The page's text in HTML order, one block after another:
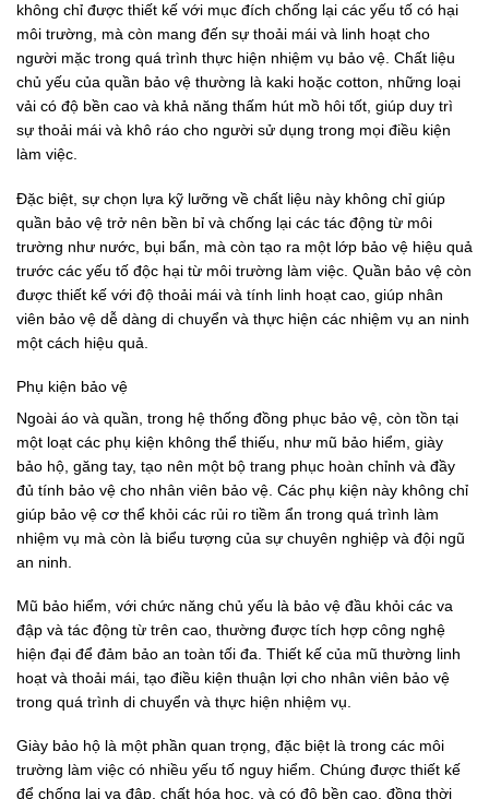
không chỉ được thiết kế với mục đích chống lại các yếu tố có hại
môi trường, mà còn mang đến sự thoải mái và linh hoạt cho
người mặc trong quá trình thực hiện nhiệm vụ bảo vệ. Chất liệu
chủ yếu của quần bảo vệ thường là kaki hoặc cotton, những loại
vải có độ bền cao và khả năng thấm hút mồ hôi tốt, giúp duy trì
sự thoải mái và khô ráo cho người sử dụng trong mọi điều kiện
làm việc.
Đặc biệt, sự chọn lựa kỹ lưỡng về chất liệu này không chỉ giúp
quần bảo vệ trở nên bền bỉ và chống lại các tác động từ môi
trường như nước, bụi bẩn, mà còn tạo ra một lớp bảo vệ hiệu quả
trước các yếu tố độc hại từ môi trường làm việc. Quần bảo vệ còn
được thiết kế với độ thoải mái và tính linh hoạt cao, giúp nhân
viên bảo vệ dễ dàng di chuyển và thực hiện các nhiệm vụ an ninh
một cách hiệu quả.
Phụ kiện bảo vệ
Ngoài áo và quần, trong hệ thống đồng phục bảo vệ, còn tồn tại
một loạt các phụ kiện không thể thiếu, như mũ bảo hiểm, giày
bảo hộ, găng tay, tạo nên một bộ trang phục hoàn chỉnh và đầy
đủ tính bảo vệ cho nhân viên bảo vệ. Các phụ kiện này không chỉ
giúp bảo vệ cơ thể khỏi các rủi ro tiềm ẩn trong quá trình làm
nhiệm vụ mà còn là biểu tượng của sự chuyên nghiệp và đội ngũ
an ninh.
Mũ bảo hiểm, với chức năng chủ yếu là bảo vệ đầu khỏi các va
đập và tác động từ trên cao, thường được tích hợp công nghệ
hiện đại để đảm bảo an toàn tối đa. Thiết kế của mũ thường linh
hoạt và thoải mái, tạo điều kiện thuận lợi cho nhân viên bảo vệ
trong quá trình di chuyển và thực hiện nhiệm vụ.
Giày bảo hộ là một phần quan trọng, đặc biệt là trong các môi
trường làm việc có nhiều yếu tố nguy hiểm. Chúng được thiết kế
để chống lại va đập, chất hóa học, và có độ bền cao, đồng thời